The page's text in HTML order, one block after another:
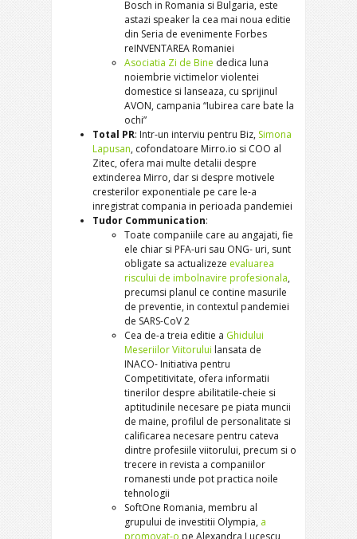
Bosch in Romania si Bulgaria, este
astazi speaker la cea mai noua editie
din Seria de evenimente Forbes
reINVENTAREA Romaniei
Asociatia Zi de Bine dedica luna
noiembrie victimelor violentei
domestice si lanseaza, cu sprijinul
AVON, campania “Iubirea care bate la
ochi”
Total PR: Intr-un interviu pentru Biz, Simona
Lapusan, cofondatoare Mirro.io si COO al
Zitec, ofera mai multe detalii despre
extinderea Mirro, dar si despre motivele
cresterilor exponentiale pe care le-a
inregistrat compania in perioada pandemiei
Tudor Communication:
Toate companiile care au angajati, fie
ele chiar si PFA-uri sau ONG- uri, sunt
obligate sa actualizeze evaluarea
riscului de imbolnavire profesionala,
precumsi planul ce contine masurile
de preventie, in contextul pandemiei
de SARS-CoV 2
Cea de-a treia editie a Ghidului
Meseriilor Viitorului lansata de
INACO- Initiativa pentru
Competitivitate, ofera informatii
tinerilor despre abilitatile-cheie si
aptitudinile necesare pe piata muncii
de maine, profilul de personalitate si
calificarea necesare pentru cateva
dintre profesiile viitorului, precum si o
trecere in revista a companiilor
romanesti unde pot practica noile
tehnologii
SoftOne Romania, membru al
grupului de investitii Olympia, a
promovat-o pe Alexandra Lucescu